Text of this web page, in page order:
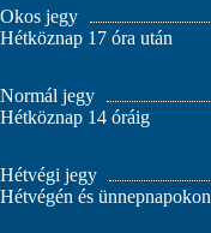
Okos jegy
Hétköznap 17 óra után
Normál jegy
Hétköznap 14 óráig
Hétvégi jegy
Hétvégén és ünnepnapokon